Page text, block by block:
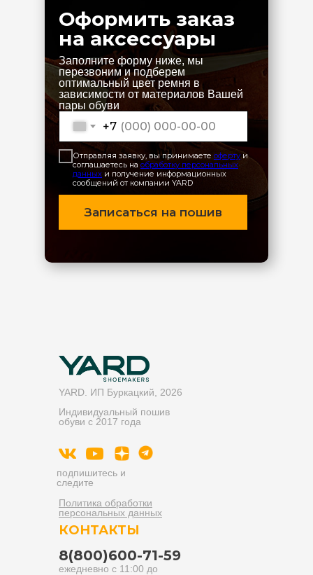
+7
Отправляя заявку, вы принимаете офертуи
соглашаетесь на обработку персональных
данных и получение информационных
сообщений от компании YARD
Записаться на пошив
Заполните форму ниже, мы
перезвоним и подберем
оптимальный цвет ремня в
зависимости от материалов Вашей
пары обуви
Оформить заказ
на аксессуары
YARD. ИП Буркацкий, 2026
Индивидуальный пошив
обуви с 2017 года
КОНТАКТЫ
8(800)600-71-59
ежедневно с 11:00 до
подпишитесь и
следите
Политика обработки
персональных данных